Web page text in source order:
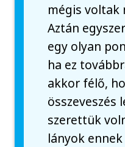
mégis voltak
Aztán
egy olyan
ha ez
akkor félő,
összeveszés
szerettük
lányok